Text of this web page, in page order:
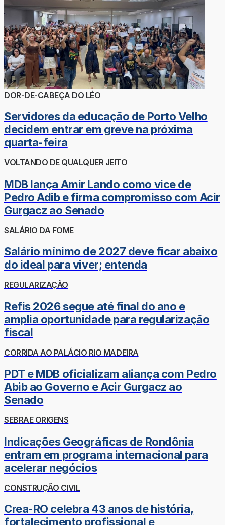
DOR-DE-CABEÇA DO LÉO
Servidores da educação de Porto Velho
decidem entrar em greve na próxima
quarta-feira
VOLTANDO DE QUALQUER JEITO
MDB lança Amir Lando como vice de
Pedro Adib e firma compromisso com Acir
Gurgacz ao Senado
SALÁRIO DA FOME
Salário mínimo de 2027 deve ficar abaixo
do ideal para viver; entenda
REGULARIZAÇÃO
Refis 2026 segue até final do ano e
amplia oportunidade para regularização
fiscal
CORRIDA AO PALÁCIO RIO MADEIRA
PDT e MDB oficializam aliança com Pedro
Abib ao Governo e Acir Gurgacz ao
Senado
SEBRAE ORIGENS
Indicações Geográficas de Rondônia
entram em programa internacional para
acelerar negócios
CONSTRUÇÃO CIVIL
Crea-RO celebra 43 anos de história,
fortalecimento profissional e